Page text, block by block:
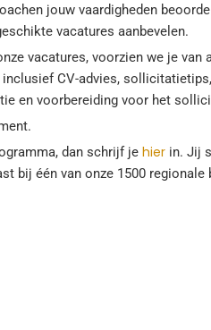
jouw vaardigheden
vacatures aanbevelen.
vacatures, voorzien we je
CV-advies,
en voorbereiding voor het
dan schrijf je hier in. Jij
bij één van onze 1500